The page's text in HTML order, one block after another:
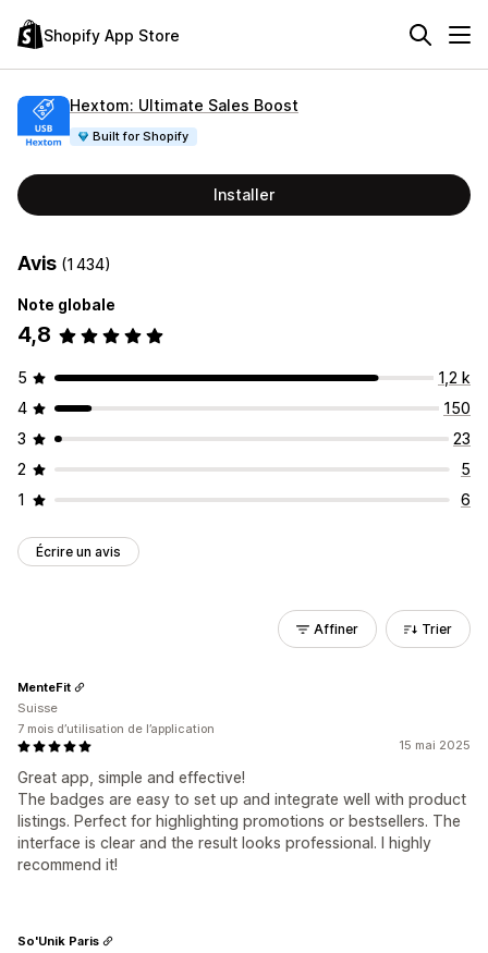
Shopify App Store
Hextom: Ultimate Sales Boost
Built for Shopify
Installer
Avis (1 434)
Note globale
4,8
5
1,2 k
4
150
3
23
2
5
1
6
Écrire un avis
Affiner Trier
15 mai 2025
Great app, simple and effective!
The badges are easy to set up and integrate well with product
listings. Perfect for highlighting promotions or bestsellers. The
interface is clear and the result looks professional. I highly
recommend it!
MenteFit
Suisse
7 mois d’utilisation de l’application
So'Unik Paris